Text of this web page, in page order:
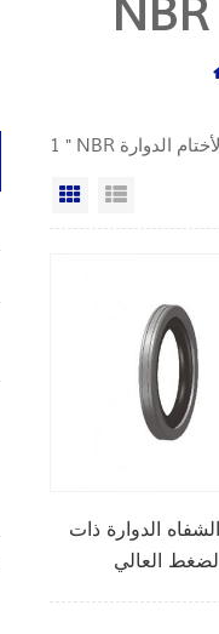
عرض شبكي
الدوارة ذات
العالي